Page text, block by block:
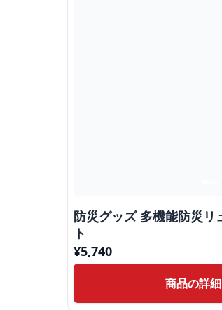
防災グッズ 多機能防災リ
ト
¥5,740
商品の詳